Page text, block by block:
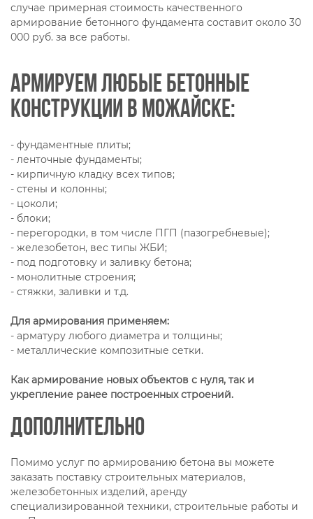
случае примерная стоимость качественного
армирование бетонного фундамента составит около 30
000 руб. за все работы.
Армируем любые бетонные
конструкции в Можайске:
- фундаментные плиты;
- ленточные фундаменты;
- кирпичную кладку всех типов;
- стены и колонны;
- цоколи;
- блоки;
- перегородки, в том числе ПГП (пазогребневые);
- железобетон, вес типы ЖБИ;
- под подготовку и заливку бетона;
- монолитные строения;
- стяжки, заливки и т.д.
Для армирования применяем:
- арматуру любого диаметра и толщины;
- металлические композитные сетки.
Как армирование новых объектов с нуля, так и
укрепление ранее построенных строений.
Дополнительно
Помимо услуг по армированию бетона вы можете
заказать поставку строительных материалов,
железобетонных изделий, аренду
специализированной техники, строительные работы и